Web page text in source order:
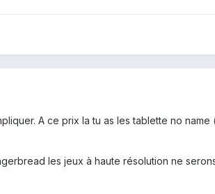
A ce prix la tu as les tablette no name
les jeux à haute résolution ne